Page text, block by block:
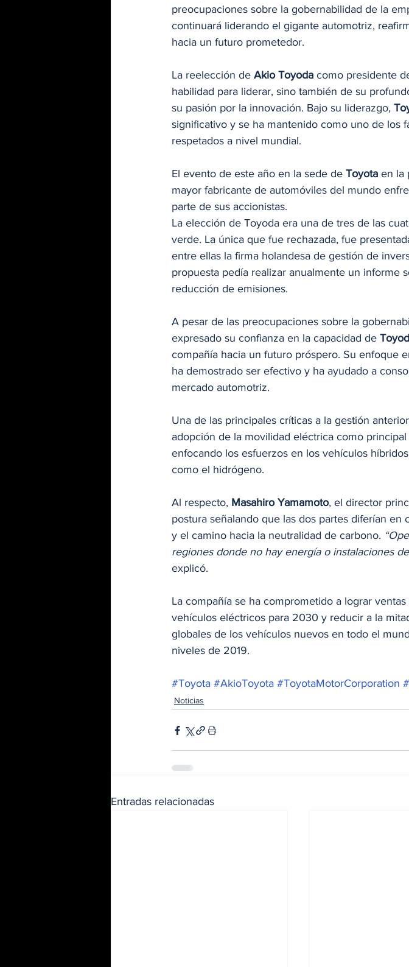
preocupaciones sobre la gobernabilidad de la
continuará liderando el gigante automotriz,
hacia un futuro prometedor.
La reelección de Akio Toyoda como presidente
habilidad para liderar, sino también de su
su pasión por la innovación. Bajo su liderazgo,
significativo y se ha mantenido como uno de los
respetados a nivel mundial.
El evento de este año en la sede de Toyota en la
mayor fabricante de automóviles del mundo
parte de sus accionistas.
La elección de Toyoda era una de tres de las
verde. La única que fue rechazada, fue
entre ellas la firma holandesa de gestión de
propuesta pedía realizar anualmente un informe
reducción de emisiones.
A pesar de las preocupaciones sobre la
expresado su confianza en la capacidad de
compañía hacia un futuro próspero. Su enfoque
ha demostrado ser efectivo y ha ayudado a
mercado automotriz.
Una de las principales críticas a la gestión
adopción de la movilidad eléctrica como
enfocando los esfuerzos en los vehículos
como el hidrógeno.
Al respecto, Masahiro Yamamoto, el director
postura señalando que las dos partes diferían
y el camino hacia la neutralidad de carbono.
regiones donde no hay energía o instalaciones
explicó.
La compañía se ha comprometido a lograr
vehículos eléctricos para 2030 y reducir a la
globales de los vehículos nuevos en todo el
niveles de 2019.
#Toyota #AkioToyota #ToyotaMotorCorporation
Noticias
Entradas relacionadas